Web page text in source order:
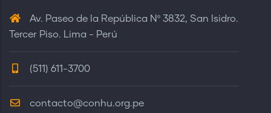
Av. Paseo de la República Nº 3832, San Isidro.
Tercer Piso. Lima - Perú
(511) 611-3700
contacto@conhu.org.pe